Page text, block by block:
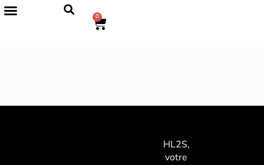
0
HL2S,
votre